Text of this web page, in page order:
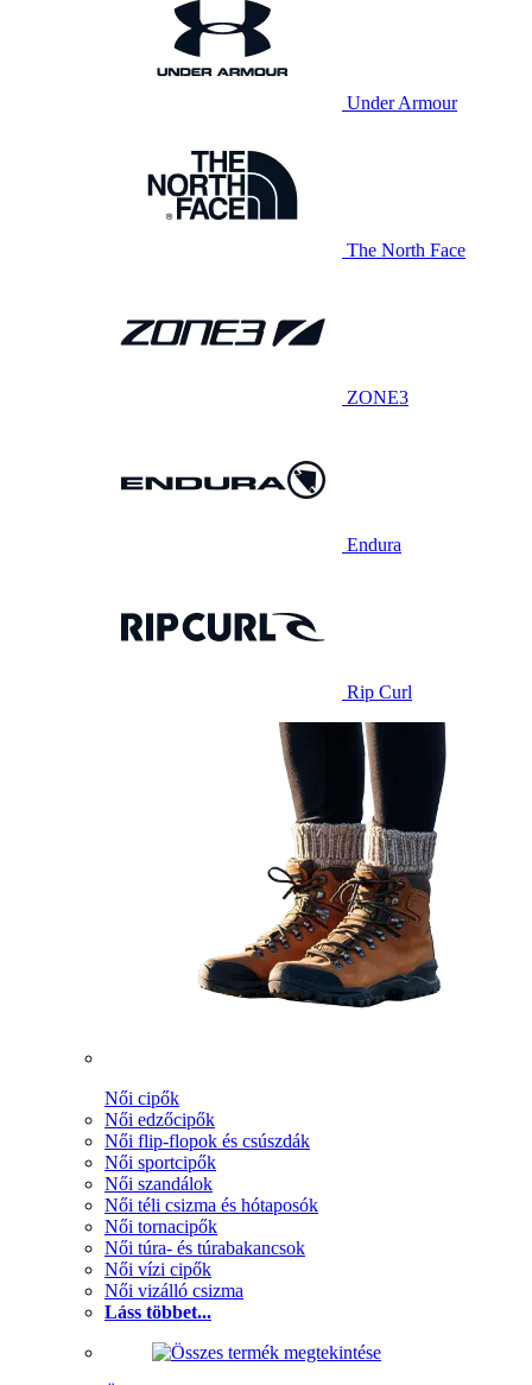
Under Armour
The North Face
ZONE3
Endura
Rip Curl
Női cipők
Női edzőcipők
Női flip-flopok és csúszdák
Női sportcipők
Női szandálok
Női téli csizma és hótaposók
Női tornacipők
Női túra- és túrabakancsok
Női vízi cipők
Női vizálló csizma
Láss többet...